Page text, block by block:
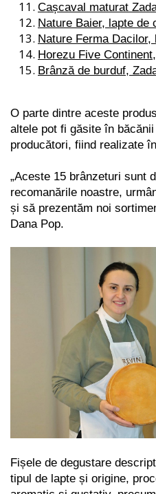
Cașcaval maturat
Nature Baier, lapte de
Nature Ferma Dacilor,
Horezu Five
Brânză de burduf,
O parte dintre aceste
altele pot fi găsite în
producători, fiind realizate
„Aceste 15 brânzeturi sunt
recomanările noastre,
și să prezentăm noi
Dana Pop.
Fișele de degustare
tipul de lapte și origine,